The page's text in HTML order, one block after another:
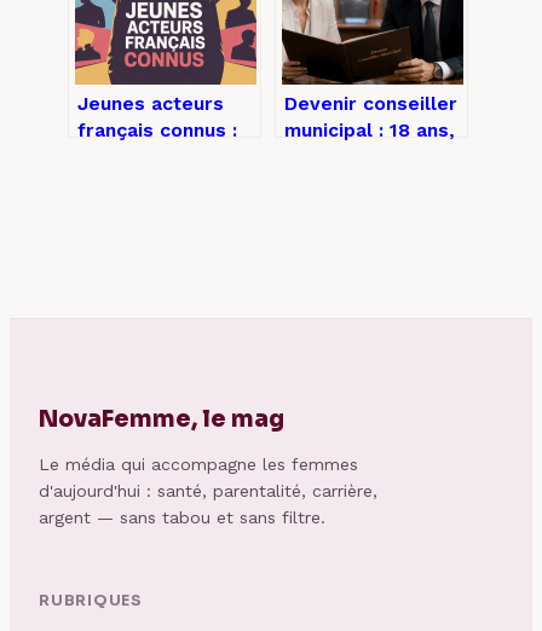
Jeunes acteurs
français connus :
Devenir conseiller
municipal : 18 ans,
NovaFemme, le mag
Le média qui accompagne les femmes
d'aujourd'hui : santé, parentalité, carrière,
argent — sans tabou et sans filtre.
RUBRIQUES